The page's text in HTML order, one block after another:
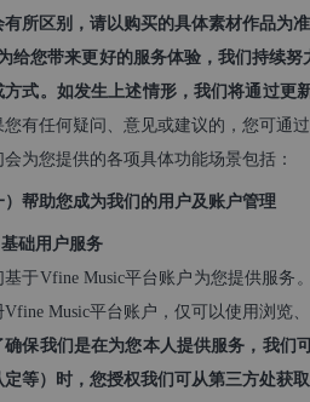
有所区别，请以购买的具体素材作品为
给您带来更好的服务体验，我们持续
方式。如发生上述情形，我们将通过更
您有任何疑问、意见或建议的，您可通
会为您提供的各项具体功能场景包括：
）帮助您成为我们的用户及账户管理
础用户服务
基于Vfine Music平台账户为您提供服务
Vfine Music平台账户，仅可以使用浏览
确保我们是在为您本人提供服务，我们
定等）时，您授权我们可从第三方处获